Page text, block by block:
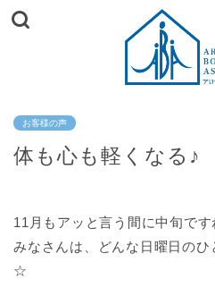
お客様の声
体も心も軽くなる♪
11月もアッと言う間に中旬です
みなさんは、どんな日曜日の
☆